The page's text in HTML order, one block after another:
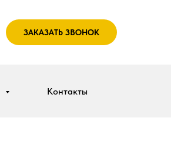
ЗАКАЗАТЬ ЗВОНОК
Контакты